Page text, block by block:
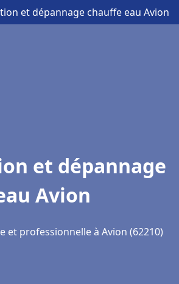
et dépannage chauffe eau Avion
et dépannage
Avion
et professionnelle à Avion (62210)